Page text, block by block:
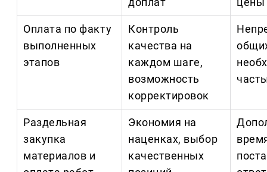
Оплата по факту
выполненных
этапов
Контроль
качества на
каждом шаге,
возможность
корректировок
Раздельная
закупка
материалов и
Экономия на
наценках, выбор
качественных